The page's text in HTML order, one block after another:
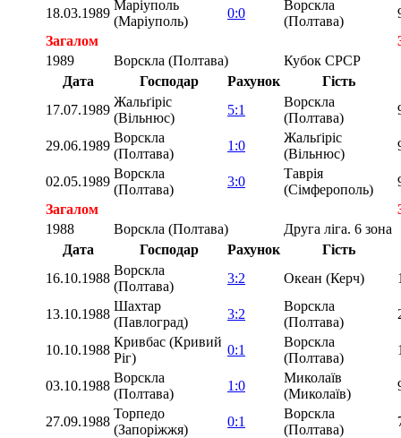
18.03.1989
Маріуполь
(Маріуполь)
0:0
Ворскла
(Полтава)
Загалом
1989
Ворскла (Полтава)
Кубок СРСР
Дата
Господар Рахунок
Гість
17.07.1989
Жальґіріс
(Вільнюс)
5:1
Ворскла
(Полтава)
29.06.1989
Ворскла
(Полтава)
1:0
Жальґіріс
(Вільнюс)
02.05.1989
Ворскла
(Полтава)
3:0
Таврія
(Сімферополь)
Загалом
1988
Ворскла (Полтава)
Друга ліга. 6 зона
Дата
Господар Рахунок
Гість
16.10.1988
Ворскла
(Полтава)
3:2 Океан (Керч)
13.10.1988
Шахтар
(Павлоград)
3:2
Ворскла
(Полтава)
10.10.1988
Кривбас (Кривий
Ріг)
0:1
Ворскла
(Полтава)
03.10.1988
Ворскла
(Полтава)
1:0
Миколаїв
(Миколаїв)
27.09.1988
Торпедо
(Запоріжжя)
0:1
Ворскла
(Полтава)